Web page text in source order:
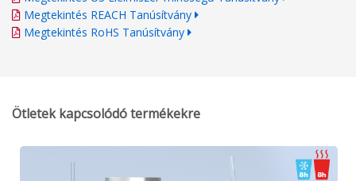
Megtekintés REACH Tanúsítvány
Megtekintés RoHS Tanúsítvány
Ötletek kapcsolódó termékekre